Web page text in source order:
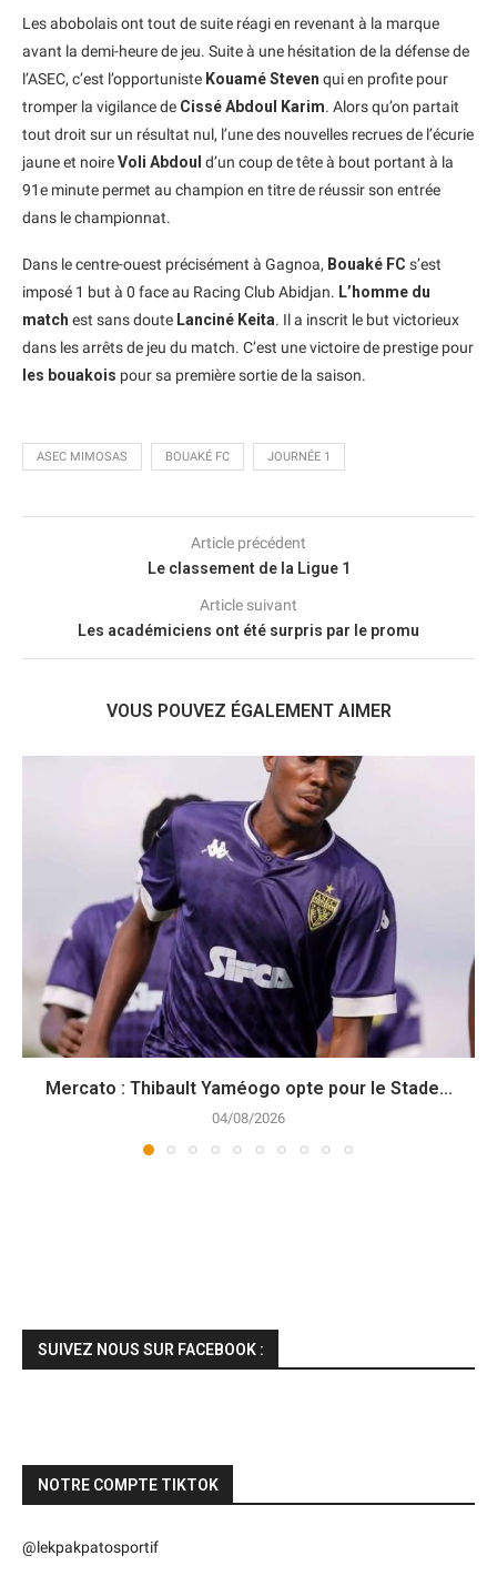
Les abobolais ont tout de suite réagi en revenant à la marque
avant la demi-heure de jeu. Suite à une hésitation de la défense de
l’ASEC, c’est l’opportuniste Kouamé Steven qui en profite pour
tromper la vigilance de Cissé Abdoul Karim. Alors qu’on partait
tout droit sur un résultat nul, l’une des nouvelles recrues de l’écurie
jaune et noireVoli Abdoul d’un coup de tête à bout portant à la
91e minute permet au champion en titre de réussir son entrée
dans le championnat.
Dans le centre-ouest précisément à Gagnoa, Bouaké FC s’est
imposé 1 but à 0 face au Racing Club Abidjan. L’homme du
match est sans doute Lanciné Keita. Il a inscrit le but victorieux
dans les arrêts de jeu du match. C’est une victoire de prestige pour
les bouakois pour sa première sortie de la saison.
ASEC MIMOSAS BOUAKÉ FC JOURNÉE 1
Article précédent
Le classement de la Ligue 1
Article suivant
Les académiciens ont été surpris par le promu
VOUS POUVEZ ÉGALEMENT AIMER
Mercato : Thibault Yaméogo opte pour le Stade...
04/08/2026
SUIVEZ NOUS SUR FACEBOOK :
NOTRE COMPTE TIKTOK
@lekpakpatosportif